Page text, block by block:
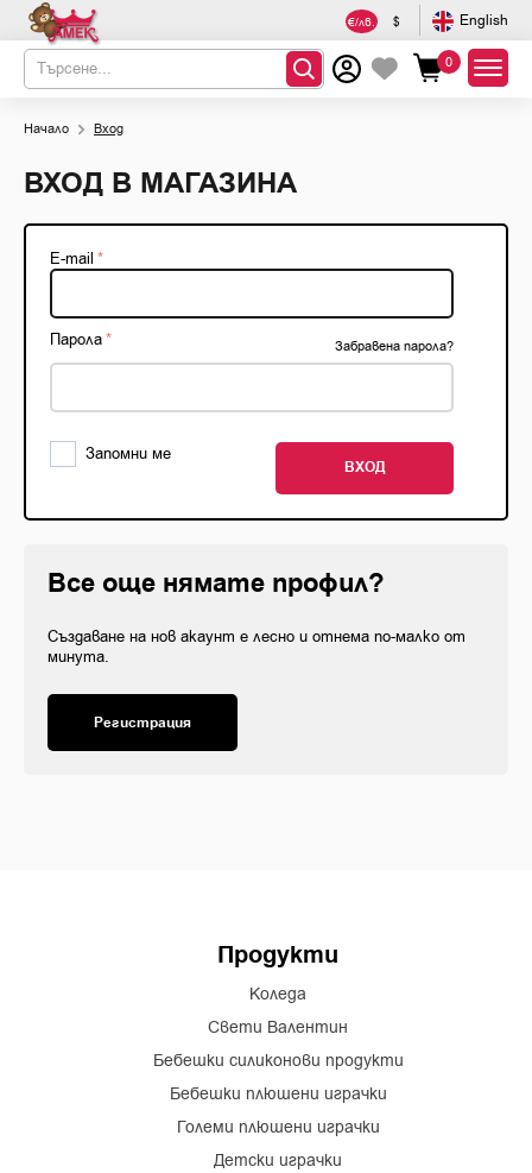
€/лв. $ English
0
Начало Вход
ВХОД В МАГАЗИНА
E-mail
Парола Забравена парола?
ВХОД
Запомни ме
Все още нямате профил?
Създаване на нов акаунт е лесно и отнема по-малко от
минута.
Регистрация
Продукти
Коледа
Свети Валентин
Бебешки силиконови продукти
Бебешки плюшени играчки
Големи плюшени играчки
Детски играчки